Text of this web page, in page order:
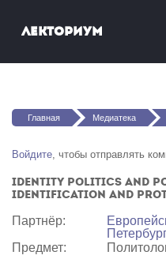
Лекториум
Вы здесь
Главная Медиатека
Войдите, чтобы отправлять
Identity politics and
Identification and
Партнёр:
Предмет: